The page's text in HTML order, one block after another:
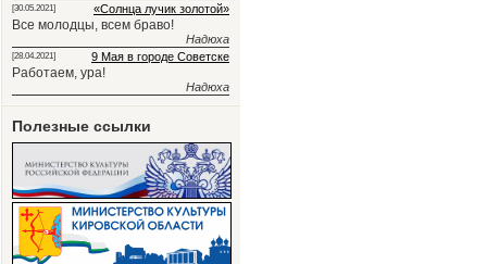
[30.05.2021] «Солнца лучик золотой»
Все молодцы, всем браво!
Надюха
[28.04.2021] 9 Мая в городе Советске
Работаем, ура!
Надюха
Полезные ссылки